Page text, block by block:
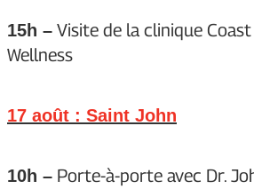
15h – Visite de la clinique
Wellness
17 août : Saint John
10h – Porte-à-porte avec Dr.